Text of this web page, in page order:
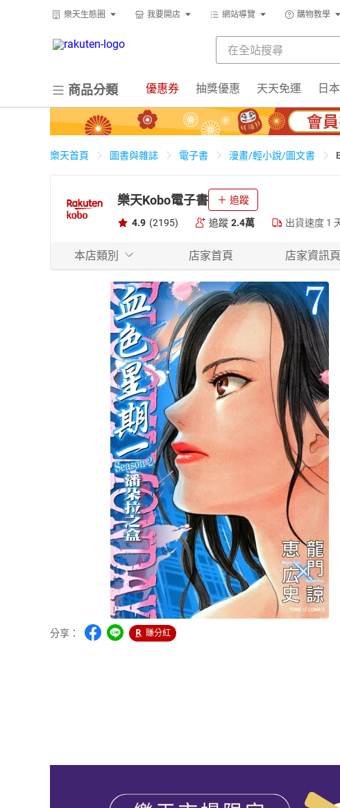
樂天生態圈 我要開店 網站導覽 購物教學
商品分類 優惠券 抽獎優惠 天天免運 日
樂天首頁 圖書與雜誌 電子書 漫畫/輕小說/圖文書
樂天Kobo電子書 追蹤
4.9 (2195) 追蹤 2.4萬 出貨速度 1
本店類別 店家首頁 店家資訊
分享： 賺分紅